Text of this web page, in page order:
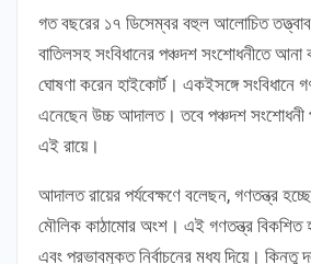
গত বছরের ১৭ ডিসেম্বর বহুল আলোচিত
বাতিলসহ সংবিধানের পঞ্চদশ সংশোধনীতে আনা
ঘোষণা করেন হাইকোর্ট। একইসঙ্গে সংবিধানে
এনেছেন উচ্চ আদালত। তবে পঞ্চদশ সংশোধনী
এই রায়ে।
আদালত রায়ের পর্যবেক্ষণে বলেছন, গণতন্ত্র
মৌলিক কাঠামোর অংশ। এই গণতন্ত্র বিকশিত
এবং প্রভাবমুক্ত নির্বাচনের মধ্য দিয়ে। কিন্তু